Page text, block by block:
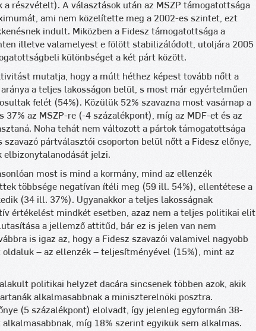
részvételt). A választások után az MSZP támogatottsága
ami nem közelítette meg a 2002-es szintet, ezt
indult. Miközben a Fidesz támogatottsága a
illetve valamelyest e fölött stabilizálódott, utoljára 2005
különbséget a két párt között.
mutatja, hogy a múlt héthez képest tovább nőtt a
a teljes lakosságon belül, s most már egyértelműen
felét (54%). Közülük 52% szavazna most vasárnap a
37% az MSZP-re (-4 százalékpont), míg az MDF-et és az
Noha tehát nem változott a pártok támogatottsága
pártválasztói csoporton belül nőtt a Fidesz előnye,
elbizonytalanodását jelzi.
most is mind a kormány, mind az ellenzék
többsége negatívan ítéli meg (59 ill. 54%), ellentétese a
(34 ill. 37%). Ugyanakkor a teljes lakosságnak
értékelést mindkét esetben, azaz nem a teljes politikai elit
a jellemző attitűd, bár ez is jelen van nem
is igaz az, hogy a Fidesz szavazói valamivel nagyobb
oldaluk – az ellenzék – teljesítményével (15%), mint az
politikai helyzet dacára sincsenek többen azok, akik
alkalmasabbnak a miniszterelnöki posztra.
(5 százalékpont) elolvadt, így jelenleg egyformán 38-
míg 18% szerint egyikük sem alkalmas.